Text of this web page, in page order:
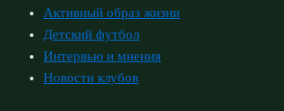
Активный образ жизни
Детский футбол
Интервью и мнения
Новости клубов